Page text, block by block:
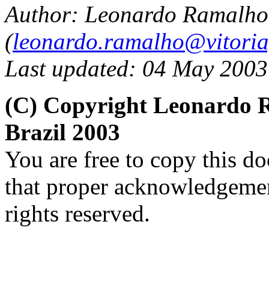
Author: Leonardo Ramalho
(
Last updated: 04 May 2003
(C) Copyright Leonardo
Brazil 2003
You are free to copy this
that proper
rights reserved.